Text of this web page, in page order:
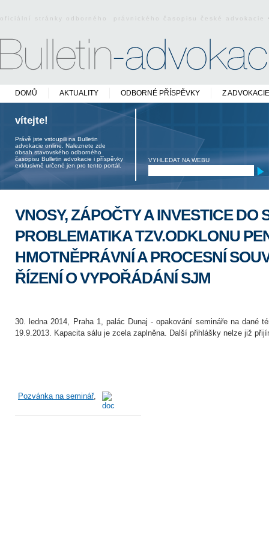
oficiální stránky odborného právnického časopisu české
DOMŮ AKTUALITY ODBORNÉ PŘÍSPĚVKY Z ADVOKACIE
vítejte!
Právě jste vstoupili na Bulletin
advokacie online. Naleznete zde
obsah stavovského odborného
časopisu Bulletin advokacie i příspěvky
exklusivně určené jen pro tento portál.
VYHLEDAT NA WEBU
VNOSY, ZÁPOČTY A INVESTICE DO
PROBLEMATIKA TZV.ODKLONU
HMOTNĚPRÁVNÍ A PROCESNÍ
ŘÍZENÍ O VYPOŘÁDÁNÍ SJM
30. ledna 2014, Praha 1, palác Dunaj - opakování semináře na dané
19.9.2013. Kapacita sálu je zcela zaplněna. Další přihlášky nelze již
Pozvánka na seminář,